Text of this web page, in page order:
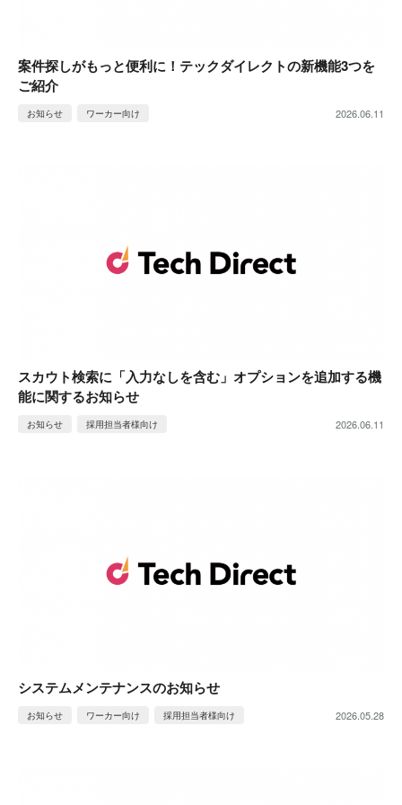
案件探しがもっと便利に！テックダイレクトの新機能3つを
ご紹介
お知らせ ワーカー向け 2026.06.11
スカウト検索に「入力なしを含む」オプションを追加する機
能に関するお知らせ
お知らせ 採用担当者様向け 2026.06.11
システムメンテナンスのお知らせ
お知らせ ワーカー向け 採用担当者様向け 2026.05.28